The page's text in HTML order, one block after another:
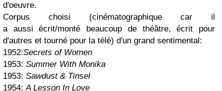
d'oeuvre.
Corpus choisi (cinématographique car il
a aussi écrit/monté beaucoup de théâtre, écrit pour
d'autres et tourné pour la télé) d'un grand sentimental:
1952:Secrets of Women
1953: Summer With Monika
1953: Sawdust & Tinsel
1954:A Lesson In Love